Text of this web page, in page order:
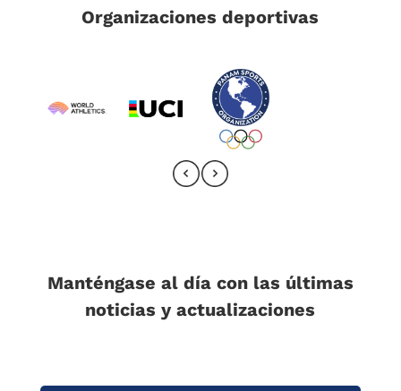
Organizaciones deportivas
Manténgase al día con las últimas
noticias y actualizaciones